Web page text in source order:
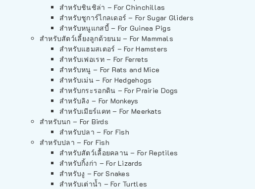
สำหรับชินชิล่า – For Chinchillas
สำหรับชูการ์ไกลเดอร์ – For Sugar Gliders
สำหรับหนูแกสบี้ – For Guinea Pigs
สำหรับสัตว์เลี้ยงลูกด้วยนม – For Mammals
สำหรับแฮมสเตอร์ – For Hamsters
สำหรับเฟอเรท – For Ferrets
สำหรับหนู – For Rats and Mice
สำหรับเม่น – For Hedgehogs
สำหรับกระรอกดิน – For Prairie Dogs
สำหรับลิง – For Monkeys
สำหรับเมียร์แคท – For Meerkats
สำหรับนก – For Birds
สำหรับปลา – For Fish
สำหรับปลา – For Fish
สำหรับสัตว์เลื้อยคลาน – For Reptiles
สำหรับกิ้งก่า – For Lizards
สำหรับงู – For Snakes
สำหรับเต่าน้ำ – For Turtles